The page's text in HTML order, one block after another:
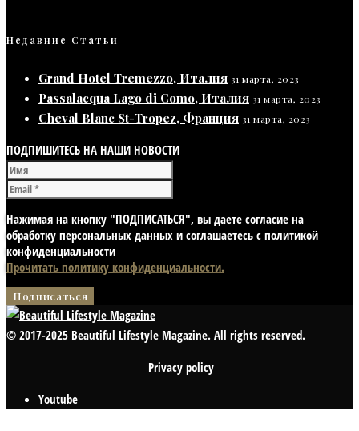
Недавние Статьи
Grand Hotel Tremezzo, Италия 31 марта, 2023
Passalacqua Lago di Como, Италия 31 марта, 2023
Cheval Blanc St-Tropez, Франция 31 марта, 2023
ПОДПИШИТЕСЬ НА НАШИ НОВОСТИ
Нажимая на кнопку "ПОДПИСАТЬСЯ", вы даете согласие на
обработку персональных данных и соглашаетесь с политикой
конфиденциальности
Прочитать политику конфиденциальности.
© 2017-2025 Beautiful Lifestyle Magazine. All rights reserved.
Privacy policy
Youtube